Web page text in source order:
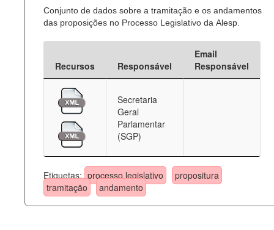
Conjunto de dados sobre a tramitação e os andamentos
das proposições no Processo Legislativo da Alesp.
Recursos Responsável
Email
Responsável
Secretaria
Geral
Parlamentar
(SGP)
Etiquetas: processo legislativo
propositura
tramitação
andamento